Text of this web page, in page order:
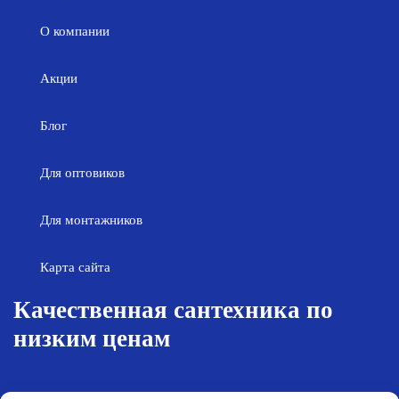
О компании
Акции
Блог
Для оптовиков
Для монтажников
Карта сайта
Качественная сантехника по
низким ценам